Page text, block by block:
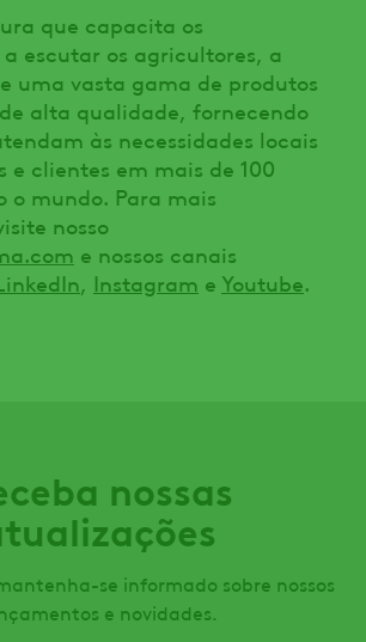
que capacita os
escutar os agricultores, a
uma vasta gama de produtos
alta qualidade, fornecendo
às necessidades locais
e clientes em mais de 100
o mundo. Para mais
nosso
e nossos canais
Instagram e Youtube.
nossas
se informado sobre nossos
e novidades.